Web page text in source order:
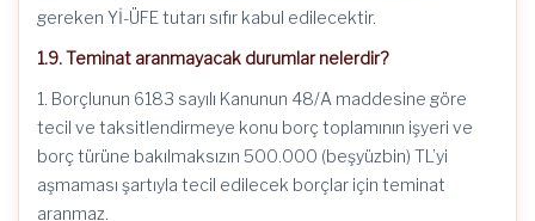
gereken Yİ-ÜFE tutarı sıfır kabul edilecektir.
1.9. Teminat aranmayacak durumlar nelerdir?
1. Borçlunun 6183 sayılı Kanunun 48/A maddesine göre
tecil ve taksitlendirmeye konu borç toplamının işyeri ve
borç türüne bakılmaksızın 500.000 (beşyüzbin) TL’yi
aşmaması şartıyla tecil edilecek borçlar için teminat
aranmaz.